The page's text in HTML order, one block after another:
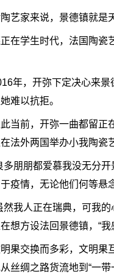
家来说，景德镇就是天
学生时代，法国陶瓷艺
，开弥下定决心来景德
难以抗拒。
前，开弥一曲都留正在
法外两国举办小我陶瓷
朋都爱慕我没无分开景
疫情，无论他们何等悬
人正在瑞典，可我的
想方设法回景德镇，“
交换而多彩，文明果互
丝绸之路货流地到“一